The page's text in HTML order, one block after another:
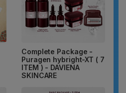
Complete Package -
Puragen hybright-XT ( 7
ITEM ) - DAVIENA
SKINCARE